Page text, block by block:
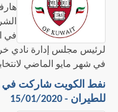
في
لرئيس مجلس إدارة نادي
في شهر مايو الماضي
نفط الكويت شاركت في
للطيران - 15/01/2020